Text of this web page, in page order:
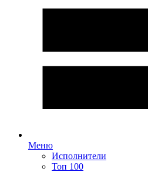
Меню
Исполнители
Топ 100